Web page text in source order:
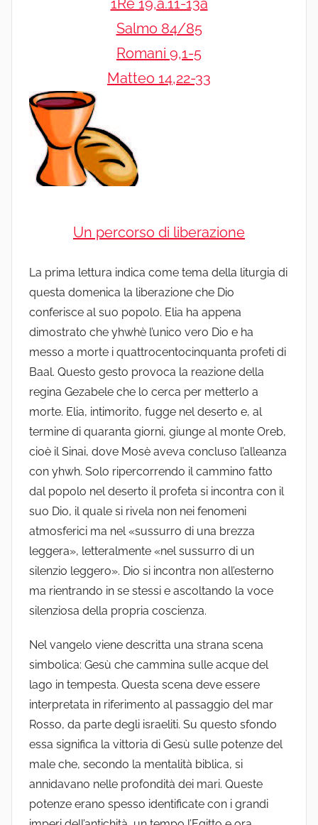
1Re 19,a.11-13a
Salmo 84/85
Romani 9,1-5
Matteo 14,22-33
Un percorso di liberazione
La prima lettura indica come tema della liturgia di
questa domenica la liberazione che Dio
conferisce al suo popolo. Elia ha appena
dimostrato che yhwhè l’unico vero Dio e ha
messo a morte i quattrocentocinquanta profeti di
Baal. Questo gesto provoca la reazione della
regina Gezabele che lo cerca per metterlo a
morte. Elia, intimorito, fugge nel deserto e, al
termine di quaranta giorni, giunge al monte Oreb,
cioè il Sinai, dove Mosè aveva concluso l’alleanza
con yhwh. Solo ripercorrendo il cammino fatto
dal popolo nel deserto il profeta si incontra con il
suo Dio, il quale si rivela non nei fenomeni
atmosferici ma nel «sussurro di una brezza
leggera», letteralmente «nel sussurro di un
silenzio leggero». Dio si incontra non all’esterno
ma rientrando in se stessi e ascoltando la voce
silenziosa della propria coscienza.
Nel vangelo viene descritta una strana scena
simbolica: Gesù che cammina sulle acque del
lago in tempesta. Questa scena deve essere
interpretata in riferimento al passaggio del mar
Rosso, da parte degli israeliti. Su questo sfondo
essa significa la vittoria di Gesù sulle potenze del
male che, secondo la mentalità biblica, si
annidavano nelle profondità dei mari. Queste
potenze erano spesso identificate con i grandi